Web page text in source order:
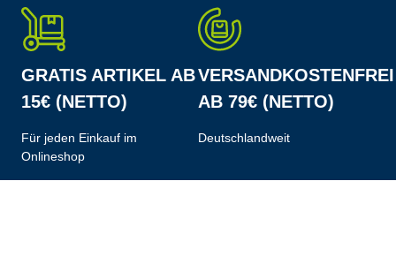
GRATIS ARTIKEL AB
15€ (NETTO)
Für jeden Einkauf im
Onlineshop
VERSANDKOSTENFREI
AB 79€ (NETTO)
Deutschlandweit